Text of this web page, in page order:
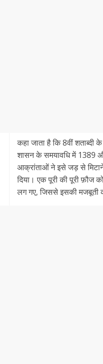
कहा जाता है क‍ि 8वीं शताब्दी
शासन के समयावधि में 1389
आक्रांताओं ने इसे जड़ से
दिया। एक पूरी की पूरी फ़ौज
लग गए, जिससे इसकी मजबूती